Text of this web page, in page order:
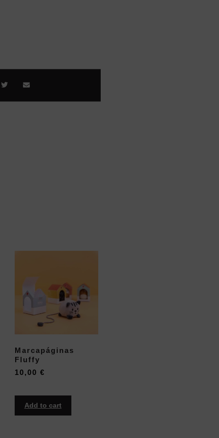
Marcapáginas
Fluffy
10,00 €
Add to cart